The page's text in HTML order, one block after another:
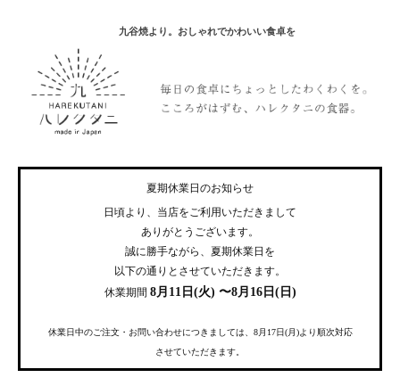
九谷焼より。おしゃれでかわいい食卓を
夏期休業日のお知らせ
日頃より、当店をご利用いただきまして
ありがとうございます。
誠に勝手ながら、夏期休業日を
以下の通りとさせていただきます。
休業期間 8月11日(火) 〜8月16日(日)
休業日中のご注文・お問い合わせにつきましては、8月17日(月)より順次対応
させていただきます。